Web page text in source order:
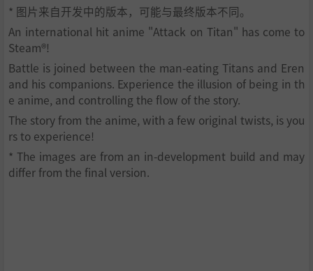
* 图片来自开发中的版本，可能与最终版本不同。
An international hit anime "Attack on Titan" has come to
Steam®!
Battle is joined between the man-eating Titans and Eren
and his companions. Experience the illusion of being in th
e anime, and controlling the flow of the story.
The story from the anime, with a few original twists, is you
rs to experience!
* The images are from an in-development build and may
differ from the final version.